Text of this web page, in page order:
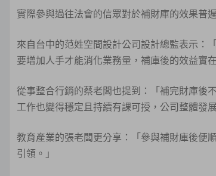
實際參與過往法會的信眾對於補財庫的效果普
來自台中的范姓空間設計公司設計總監表示：
要增加人手才能消化業務量，補庫後的效益實在
從事整合行銷的蔡老闆也提到：「補完財庫後
工作也變得穩定且持續有課可授，公司整體發
教育產業的張老闆更分享：「參與補財庫後便
引領。」